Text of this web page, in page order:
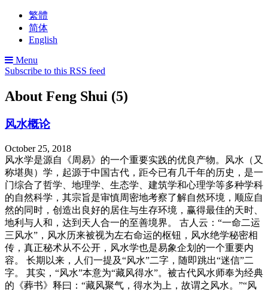
繁體
简体
English
Menu
Subscribe to this RSS feed
About Feng Shui (5)
风水概论
October 25, 2018
风水学是源自《周易》的一个重要实践的优良产物。风水（又
称堪舆）学，起源于中国古代，距今已有几千年的历史，是一
门综合了哲学、地理学、生态学、建筑学和心理学等多种学科
的自然科学，其宗旨是审慎周密地考察了解自然环境，顺应自
然的同时，创造出良好的居住与生存环境，赢得最佳的天时、
地利与人和，达到天人合一的至善境界。 古人云：“一命二运
三风水”，风水历来被视为左右命运的枢钮，风水绝学秘密相
传，真正秘术从不公开，风水学也是易象企划的一个重要内
容。 长期以来，人们一提及“风水”二字，随即跳出“迷信”二
字。 其实，“风水”本意为“藏风得水”。被古代风水师奉为经典
的《葬书》释曰：“藏风聚气，得水为上，故谓之风水。”“风